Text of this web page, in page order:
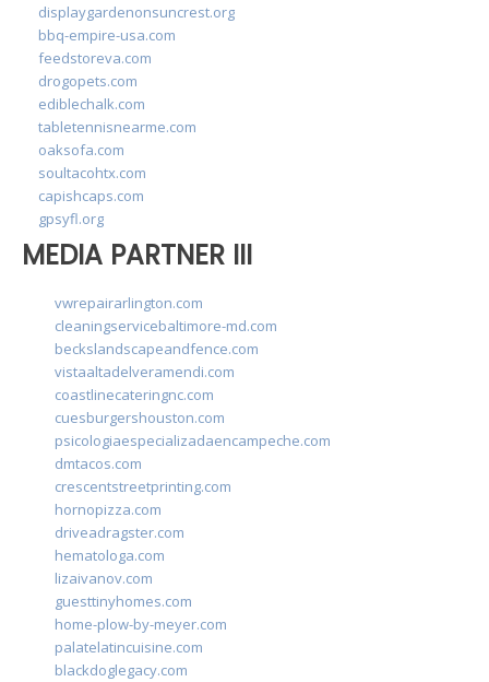
displaygardenonsuncrest.org
bbq-empire-usa.com
feedstoreva.com
drogopets.com
ediblechalk.com
tabletennisnearme.com
oaksofa.com
soultacohtx.com
capishcaps.com
gpsyfl.org
MEDIA PARTNER III
vwrepairarlington.com
cleaningservicebaltimore-md.com
beckslandscapeandfence.com
vistaaltadelveramendi.com
coastlinecateringnc.com
cuesburgershouston.com
psicologiaespecializadaencampeche.com
dmtacos.com
crescentstreetprinting.com
hornopizza.com
driveadragster.com
hematologa.com
lizaivanov.com
guesttinyhomes.com
home-plow-by-meyer.com
palatelatincuisine.com
blackdoglegacy.com